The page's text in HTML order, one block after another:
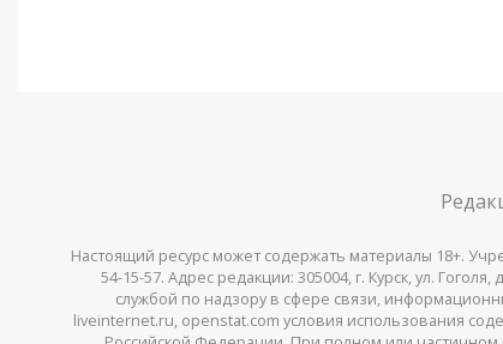
Настоящий ресурс может содержать материалы 18+.
54-15-57. Адрес редакции: 305004, г. Курск, ул.
службой по надзору в сфере связи,
liveinternet.ru, openstat.com условия использования